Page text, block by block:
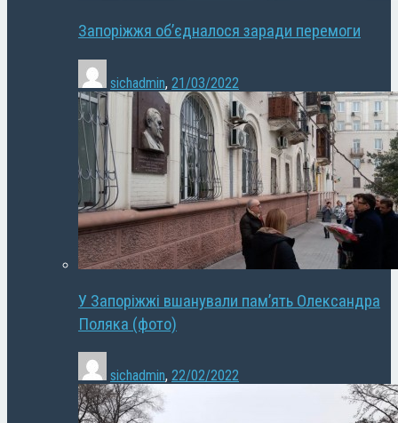
Запоріжжя об’єдналося заради перемоги
sichadmin, 21/03/2022
У Запоріжжі вшанували пам’ять Олександра
Поляка (фото)
sichadmin, 22/02/2022